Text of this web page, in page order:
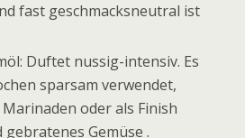
fast geschmacksneutral ist
Duftet nussig-intensiv. Es
sparsam verwendet,
oder als Finish
Gemüse .